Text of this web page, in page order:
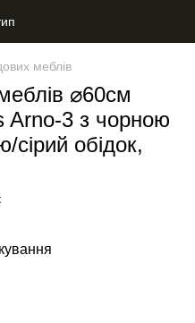
меблів
⌀60см
Arno-3 з чорною
сірий обідок,